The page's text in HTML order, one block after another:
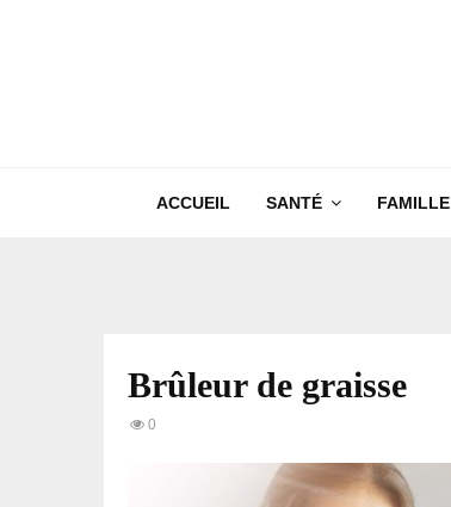
ACCUEIL SANTÉ FAMILLE
Brûleur de graisse
0